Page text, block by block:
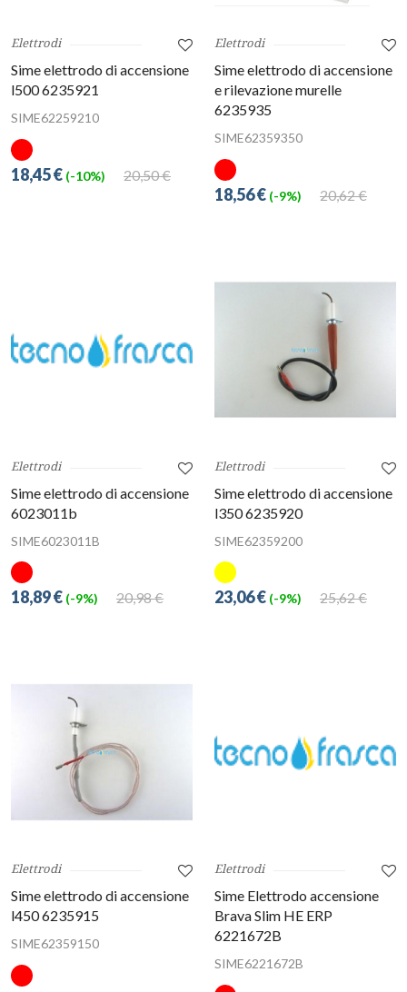
Elettrodi
Sime elettrodo di accensione
l500 6235921
SIME62259210
20,50 €
18,45 € (-10%)
Elettrodi
Sime elettrodo di accensione
e rilevazione murelle
6235935
SIME62359350
20,62 €
18,56 € (-9%)
Elettrodi
Sime elettrodo di accensione
6023011b
SIME6023011B
20,98 €
18,89 € (-9%)
Elettrodi
Sime elettrodo di accensione
l350 6235920
SIME62359200
25,62 €
23,06 € (-9%)
Elettrodi
Sime elettrodo di accensione
l450 6235915
SIME62359150
Elettrodi
Sime Elettrodo accensione
Brava Slim HE ERP
6221672B
SIME6221672B